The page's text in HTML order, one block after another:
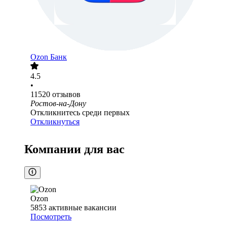
Ozon Банк
4.5
•
11520 отзывов
Ростов-на-Дону
Откликнитесь среди первых
Откликнуться
Компании для вас
Ozon
5853 активные вакансии
Посмотреть